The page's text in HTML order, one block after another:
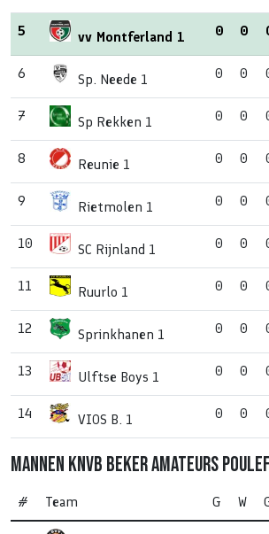
5 vv Montferland 1 0 0
6 Sp. Neede 1 0 0
7 Sp Rekken 1 0 0
8 Reunie 1 0 0
9 Rietmolen 1 0 0
10 SC Rijnland 1 0 0
11 Ruurlo 1 0 0
12 Sprinkhanen 1 0 0
13 Ulftse Boys 1 0 0
14 VIOS B. 1 0 0
Mannen KNVB beker Amateurs
# Team G W